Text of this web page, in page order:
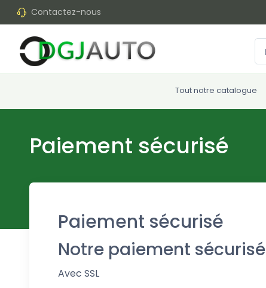
Contactez-nous
Tout notre catalogue
Paiement sécurisé
Paiement sécurisé
Notre paiement sécurisé
Avec SSL